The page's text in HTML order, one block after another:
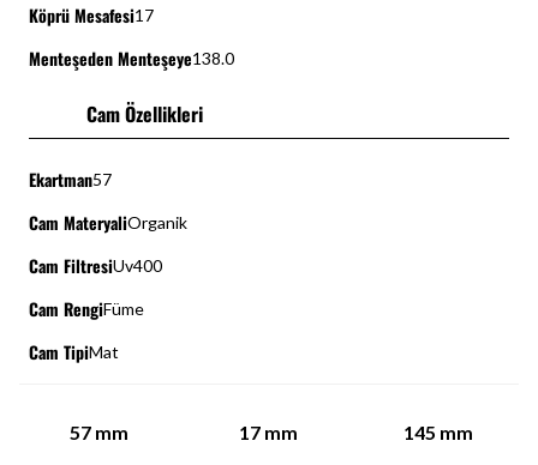
Köprü Mesafesi17
Menteşeden Menteşeye138.0
Cam Özellikleri
Ekartman57
Cam MateryaliOrganik
Cam FiltresiUv400
Cam RengiFüme
Cam TipiMat
57 mm 17 mm 145 mm